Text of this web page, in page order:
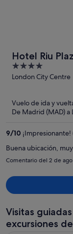
Hotel Riu
4
out
5
London City Centre
Vuelo de ida y
De Madrid (MAD) a
9/10
Buena ubicación,
Comentario del 2 de
Visitas
excursiones